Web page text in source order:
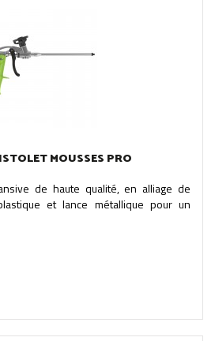
MOUSSES PRO
de haute qualité, en alliage de
et lance métallique pour un